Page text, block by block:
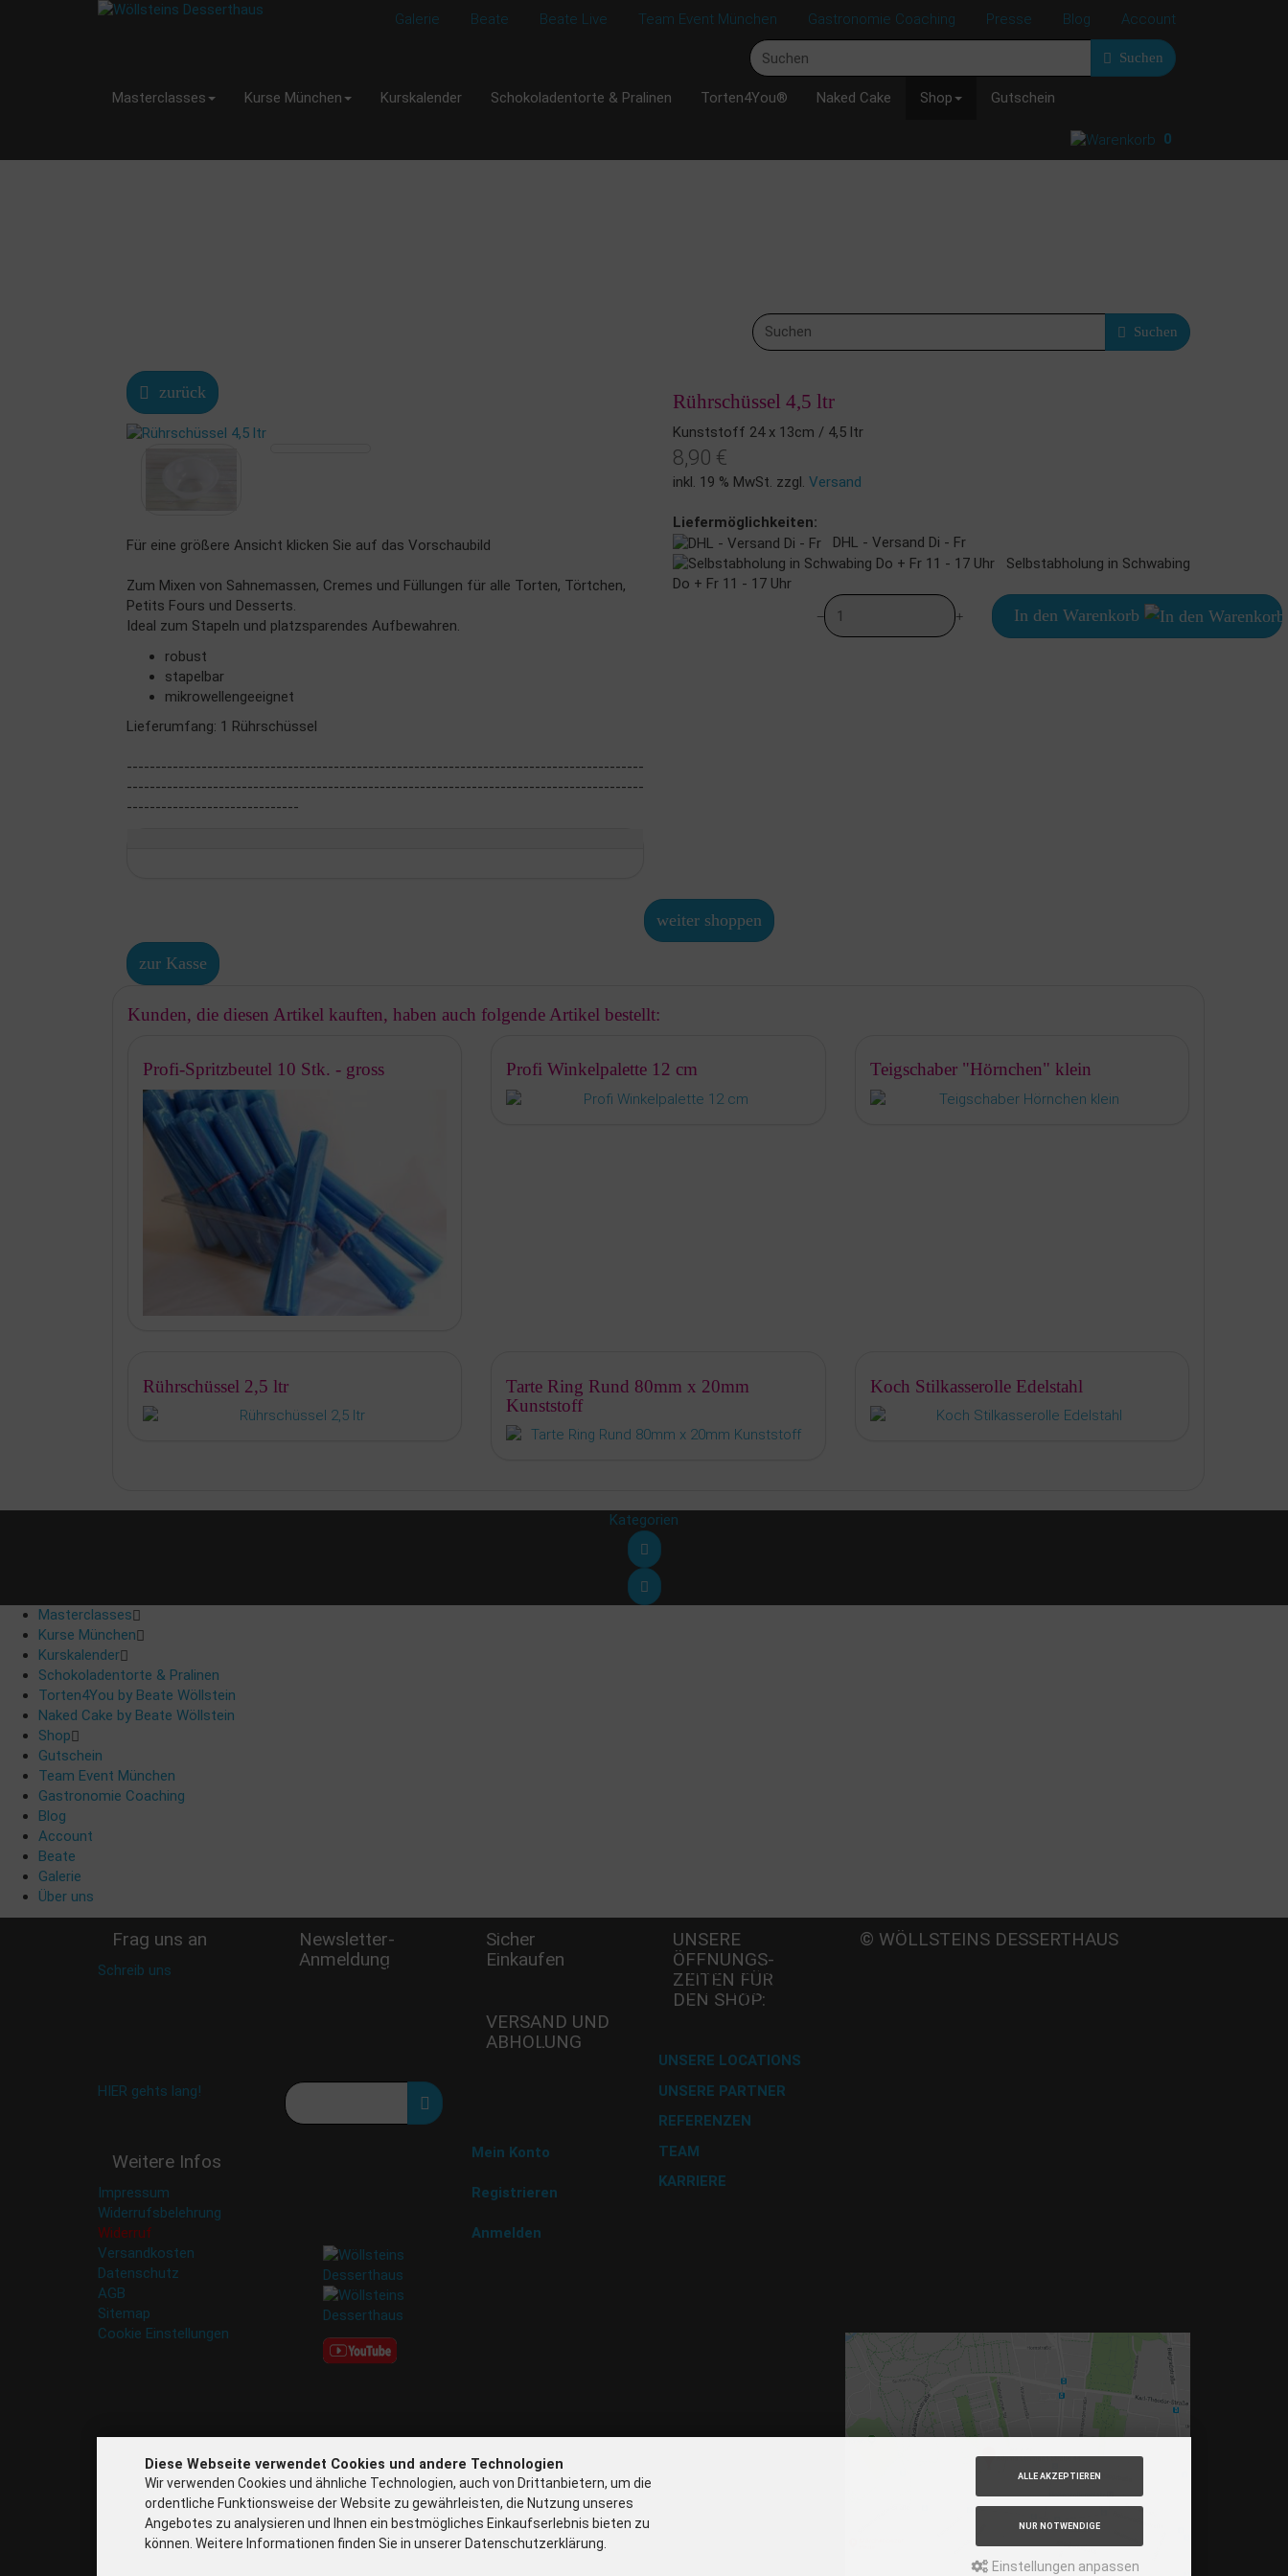
Galerie Beate Beate Live Team Event München Gastronomie Coaching Presse Blog Account
Suchen
Masterclasses Kurse München Kurskalender Schokoladentorte & Pralinen Torten4You® Naked Cake Shop Gutschein
0
Suchen
zurück Rührschüssel 4,5 ltr
Für eine größere Ansicht klicken Sie auf das Vorschaubild
Zum Mixen von Sahnemassen, Cremes und Füllungen für alle Torten, Törtchen,
Petits Fours und Desserts.
Ideal zum Stapeln und platzsparendes Aufbewahren.
robust
stapelbar
mikrowellengeeignet
Lieferumfang: 1 Rührschüssel
------------------------------------------------------------------------------------------
------------------------------------------------------------------------------------------
------------------------------
Kunststoff 24 x 13cm / 4,5 ltr
8,90 €
inkl. 19 % MwSt. zzgl. Versand
Liefermöglichkeiten:
DHL - Versand Di - Fr
Selbstabholung in Schwabing
Do + Fr 11 - 17 Uhr
In den Warenkorb
weiter shoppen
zur Kasse
Kunden, die diesen Artikel kauften, haben auch folgende Artikel bestellt:
Profi-Spritzbeutel 10 Stk. - gross Profi Winkelpalette 12 cm Teigschaber "Hörnchen" klein
Rührschüssel 2,5 ltr
Tarte Ring Rund 80mm x 20mm
Kunststoff
Koch Stilkasserolle Edelstahl
Kategorien
Masterclasses
Kurse München
Kurskalender
Schokoladentorte & Pralinen
Torten4You by Beate Wöllstein
Naked Cake by Beate Wöllstein
Shop
Gutschein
Team Event München
Gastronomie Coaching
Blog
Account
Beate
Galerie
Über uns
Frag uns an
Schreib uns
HIER gehts lang!
Weitere Infos
Impressum
Widerrufsbelehrung
Widerruf
Versandkosten
Datenschutz
AGB
Sitemap
Cookie Einstellungen
Newsletter-
Anmeldung
Verpasse keine Rabatt-
Sicher
Einkaufen
VERSAND UND
ABHOLUNG
Versand mit DHL
Mein Konto
Registrieren
Anmelden
UNSERE
ÖFFNUNGS­
ZEITEN FÜR
DEN SHOP:
Mi - 11:00-17:00 Uhr
Do -11:00-17:00 Uhr
Fr - 11:00-17:00 Uhr
UNSERE LOCATIONS
UNSERE PARTNER
REFERENZEN
TEAM
KARRIERE
© WÖLLSTEINS DESSERTHAUS
Diese Webseite verwendet Cookies und andere Technologien
Wir verwenden Cookies und ähnliche Technologien, auch von Drittanbietern, um die
ordentliche Funktionsweise der Website zu gewährleisten, die Nutzung unseres
Angebotes zu analysieren und Ihnen ein bestmögliches Einkaufserlebnis bieten zu
können. Weitere Informationen finden Sie in unserer Datenschutzerklärung.
ALLE AKZEPTIEREN
NUR NOTWENDIGE
Einstellungen anpassen